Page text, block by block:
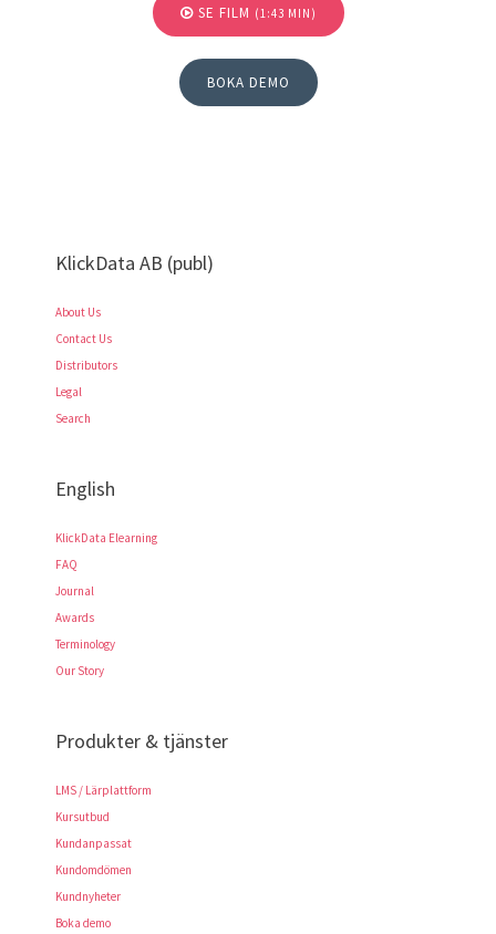
SE FILM (1:43 MIN)
BOKA DEMO
KlickData AB (publ)
About Us
Contact Us
Distributors
Legal
Search
English
KlickData Elearning
FAQ
Journal
Awards
Terminology
Our Story
Produkter & tjänster
LMS / Lärplattform
Kursutbud
Kundanpassat
Kundomdömen
Kundnyheter
Boka demo